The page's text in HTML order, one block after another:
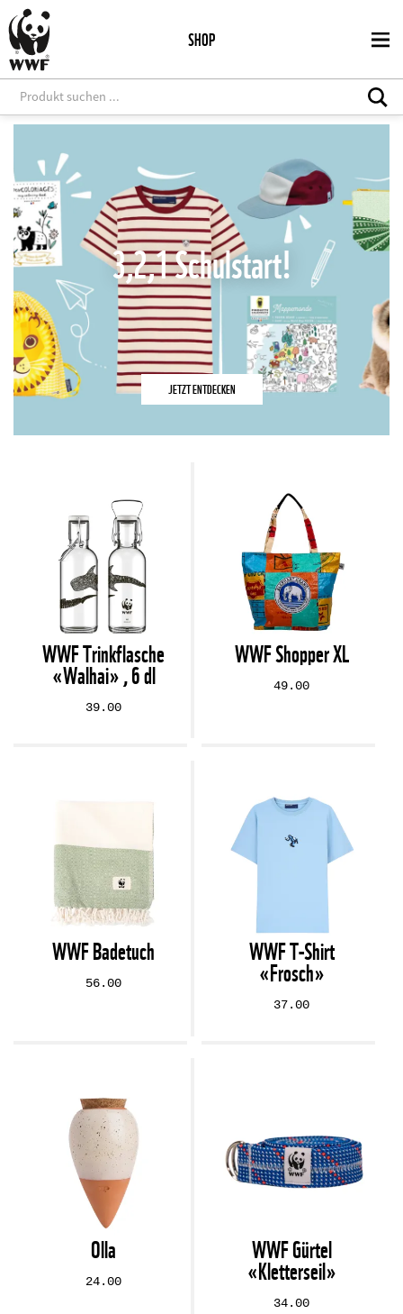
Direkt
zum
Inhalt
SHOP
3,2,1 Schulstart!
JETZT ENTDECKEN
WWF Trinkflasche
«Walhai» , 6 dl
39.00
WWF Shopper XL
49.00
WWF Badetuch
56.00
WWF T-Shirt
«Frosch»
37.00
Olla
24.00
WWF Gürtel
«Kletterseil»
34.00